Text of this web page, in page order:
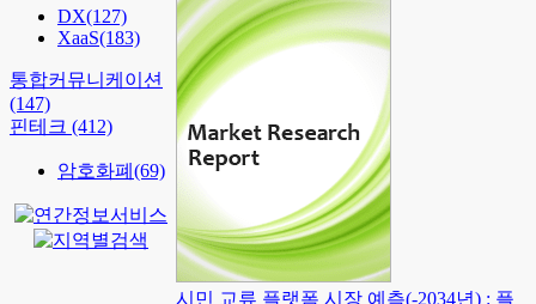
DX(127)
XaaS(183)
통합커뮤니케이션
(147)
핀테크 (412)
암호화폐 (69)
시민 교류 플랫폼 시장 예측(-2034년) : 플